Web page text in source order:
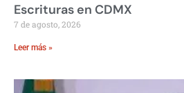
Escrituras en CDMX
7 de agosto, 2026
Leer más »